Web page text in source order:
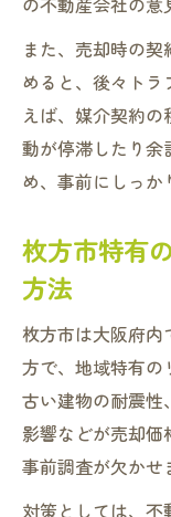
枚方市
売却活
不動産
安心取引を
不動産
安心取
売却後
思わぬトラ
不動産
隠れた
また、売却時の
めると、後々ト
えば、媒介契約
動が停滞したり余
め、事前にしっか
枚方市特有
方法
枚方市は大阪府内
方で、地域特有の
古い建物の耐震性
影響などが売却価
事前調査が欠かせ
対策としては、